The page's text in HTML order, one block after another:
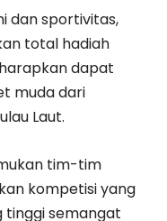
dan sportivitas,
total hadiah
dapat
muda dari
Laut.
tim-tim
kompetisi yang
semangat